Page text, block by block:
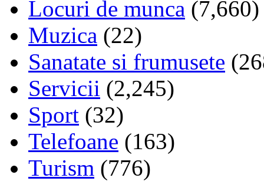
Locuri de munca (7,660)
Muzica (22)
Sanatate si frumusete
Servicii (2,245)
Sport (32)
Telefoane (163)
Turism (776)